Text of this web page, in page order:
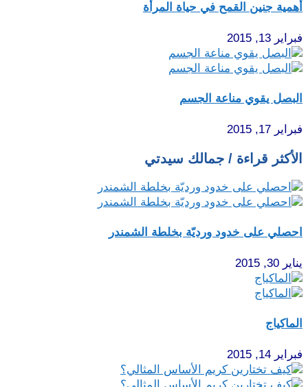
أهمية جنين القمح في حياة المرأة‏
فبراير 13, 2015
البصل يقوي مناعة الجسم
فبراير 17, 2015
الأكثر قراءة / جمالك سيدتي
احصلي على خدود ورديّة بخلطة الشمندر
يناير 30, 2015
الماكياج
فبراير 14, 2015